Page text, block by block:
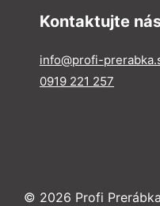
Kontaktujte
info@profi-
0919 221 257
© 2026 Profi Prerábka